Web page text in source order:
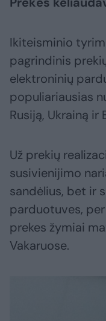
Ikiteisminio
pagrindinis
elektroninių
populiariausias
Rusiją, Ukrainą ir
Už prekių
susivienijimo
sandėlius, bet ir
parduotuves,
prekes žymiai
Vakaruose.